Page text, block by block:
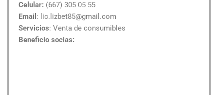
Celular: (667) 305 05 55
Email : lic.lizbet85@gmail.com
Servicios: Venta de consumibles
Beneficio socias: